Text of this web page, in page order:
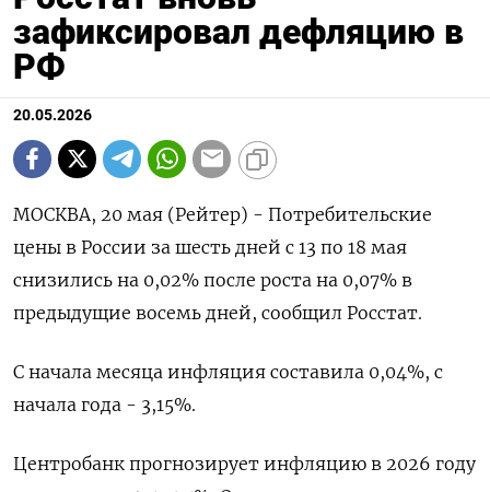
зафиксировал дефляцию в
РФ
20.05.2026
МОСКВА, 20 мая (Рейтер) - Потребительские
цены в ‌России за шесть дней с 13 ​по ​18 мая ​
снизились ⁠на ‌0,02% после ‌роста на 0,07% в
предыдущие ​восемь ‌дней, сообщил ​Росстат.
С начала месяца ‌инфляция составила 0,04%, с
начала ​года - 3,15%.
Центробанк ​прогнозирует ‌инфляцию в 2026 ​году